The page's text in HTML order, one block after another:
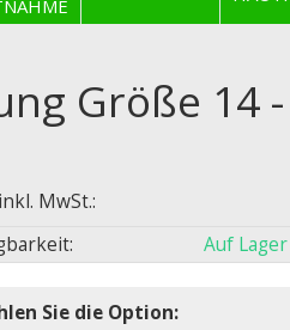
Größe 14
MwSt.:
Auf Lager
Sie die Option: